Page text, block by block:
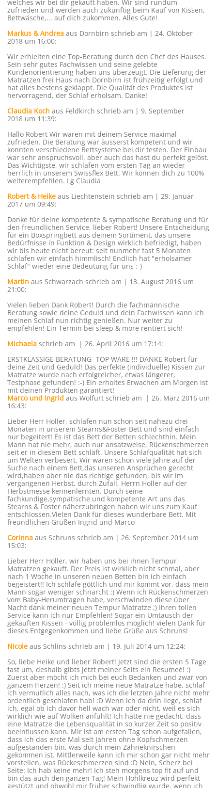
welches wir bei dir gekauft haben. Wir sind rundum
zufrieden und werden auch zukünftig beim Kauf von Kissen,
Bettwäsche,... auf dich zukommen. Alles Gute!
Markus & Andrea aus Dornbirn schrieb am | 24. Oktober
2018 um 16:00:
Wir erhielten eine Top-Beratung durch den Chef des Hauses.
Sein sehr gutes Fachwissen und seine gelebte
Kundenorientierung haben uns überzeugt. Die Lieferung der
Matratzen frei Haus nach Dornbirn ist frühzeitig erfolgt und
hat alles bestens geklappt. Die Qualität des Produktes ist
hervorragend, der Schlaf erholsam. Danke!
Claudia Koch aus Feldkirch schrieb am | 9. September
2018 um 11:39:
Hallo Robert Wir waren mit deinem Service maximal
zufrieden. Die Beratung war äusserst kompetent und wir
konnten verschiedene Bettsysteme bei dir testen. Der Einbau
war sehr anspruchsvoll, aber auch das hast du perfekt gelöst.
Das Wichtigste, wir schlafen vom ersten Tag an wieder
herrlich in unserem Swissflex Bett. Wir können dich zu 100%
weiterempfehlen. Lg Claudia
Robert & Heike aus Liechtenstein schrieb am | 29. Januar
2017 um 09:49:
Danke für deine kompetente & sympatische Beratung und für
den freundlichen Service, lieber Robert! Unsere Entscheidung
für ein Boxspringbett aus deinem Sortiment, das unsere
Bedürfnisse in Funktion & Design wirklich befriedigt, haben
wir bis heute nicht bereut: seit nunmehr fast 5 Monaten
schlafen wir einfach himmlisch! Endlich hat "erholsamer
Schlaf" wieder eine Bedeutung für uns :-)
Martin aus Schwarzach schrieb am | 13. August 2016 um
21:00:
Vielen lieben Dank Robert! Durch die fachmännische
Beratung sowie deine Geduld und dein Fachwissen kann ich
meinen Schlaf nun richtig genießen. Nur weiter zu
empfehlen! Ein Termin bei sleep & more rentiert sich!
Michaela schrieb am | 26. April 2016 um 17:14:
ERSTKLASSIGE BERATUNG- TOP WARE !!! DANKE Robert für
deine Zeit und Geduld! Das perfekte (individuelle) Kissen zur
Matratze wurde nach erfolgreicher, etwas längerer,
Testphase gefunden! :-) Ein erholtes Erwachen am Morgen ist
mit deinen Produkten garantiert!
Marco und Ingrid aus Wolfurt schrieb am | 26. März 2016 um
16:43:
Lieber Herr Holler, schlafen nun schon seit nahezu drei
Monaten in unserem Stearns&Foster Bett und sind einfach
nur begeitert! Es ist das Bett der Betten schlechthin. Mein
Mann hat nie mehr, auch nur ansatzweise, Rückenschmerzen
seit er in diesem Bett schläft. Unsere Schlafqualität hat sich
um Welten verbesert. Wir waren schon viele Jahre auf der
Suche nach einem Bett,das unseren Ansprüchen gerecht
wird,haben aber nie das richtige gefunden, bis wir im
vergangenen Herbst, durch Zufall, Herrn Holler auf der
Herbstmesse kennenlernten. Durch seine
fachkundige,sympatische und kompetente Art uns das
Stearns & Foster näherzubringen haben wir uns zum Kauf
entschlossen.Vielen Dank für dieses wunderbare Bett. Mit
freundlichen Grüßen Ingrid und Marco
Corinna aus Schruns schrieb am | 26. September 2014 um
15:03:
Lieber Herr Holler, wir haben uns bei ihnen Tempur
Matratzen gekauft. Der Preis ist wirklich nicht schmal, aber
nach 1 Woche in unseren neuen Betten bin ich einfach
begeistert!! Ich schlafe göttlich und mir kommt vor, dass mein
Mann sogar weniger schnarcht ;) Wenn ich Rückenschmerzen
vom Baby-Herumtragen habe, verschwinden diese über
Nacht dank meiner neuen Tempur Matratze ;) Ihren tollen
Service kann ich nur Empfehlen! Sogar ein Umtausch der
gekauften Kissen - völlig problemlos möglich! vielen Dank für
dieses Entgegenkommen und liebe Grüße aus Schruns!
Nicole aus Schlins schrieb am | 19. Juli 2014 um 12:24:
So, liebe Heike und lieber Robert! Jetzt sind die ersten 5 Tage
fast um, deshalb gibts jetzt meiner Seits ein Resumeé! :)
Zuerst aber möcht ich mich bei euch Bedanken und zwar von
ganzem Herzen! :) Seit ich meine neue Matratze habe, schlaf
ich vermutlich alles nach, was ich die letzten Jahre nicht mehr
ordentlich geschlafen hab! :D Wenn ich da drin liege, schlaf
ich, egal ob ich davor hell wach war oder nicht, weil es sich
wirklich wie auf Wolken anfühlt! Ich hätte nie gedacht, dass
eine Matratze die Lebensqualität in so kurzer Zeit so positiv
beeinflussen kann. Mir ist am ersten Tag schon aufgefallen,
dass ich das erste Mal seit Jahren ohne Kopfschmerzen
aufgestanden bin, was durch mein Zähneknirschen
gekommen ist. Mittlerweile kann ich mir schon gar nicht mehr
vorstellen, was Rückeschmerzen sind :D Nein, Scherz bei
Seite: Ich hab keine mehr! Ich steh morgens top fit auf und
bin das auch den ganzen Tag! Mein Hohlkreuz wird perfekt
gestützt und obwohl mir früher schwindlig wurde, wenn ich